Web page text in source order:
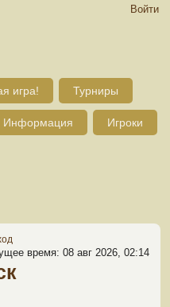
Войти
игра! Турниры
Информация Игроки
время: 08 авг 2026, 02:14